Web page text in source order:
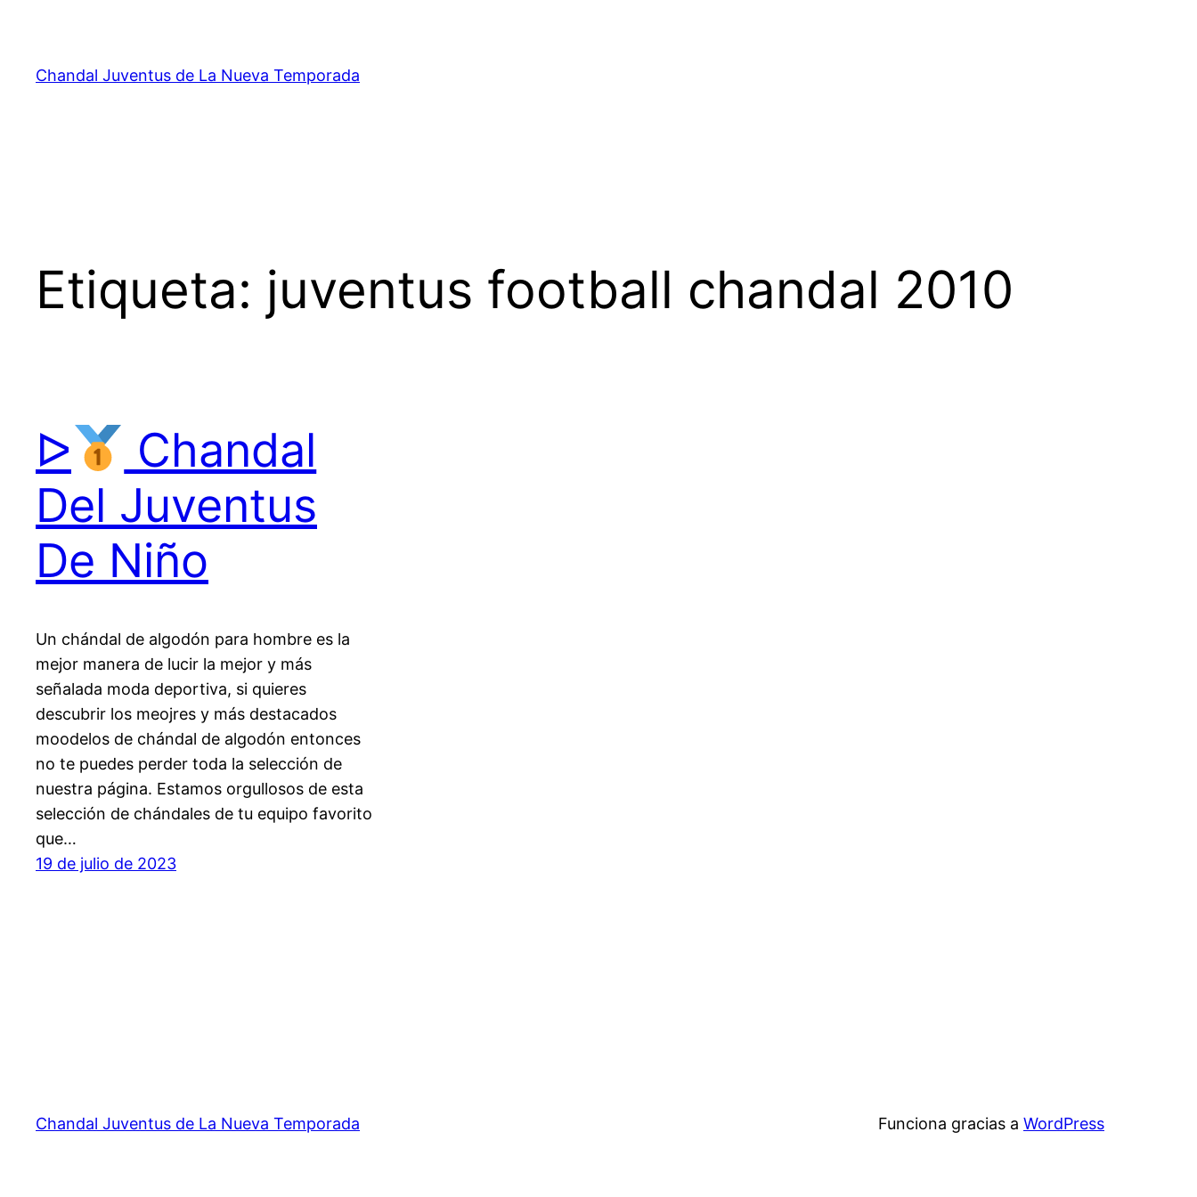
contenido
Chandal Juventus de La Nueva Temporada
Etiqueta: juventus football chandal 2010
ᐅ
Chandal
Del Juventus
De Niño
Un chándal de algodón para hombre es la
mejor manera de lucir la mejor y más
señalada moda deportiva, si quieres
descubrir los meojres y más destacados
moodelos de chándal de algodón entonces
no te puedes perder toda la selección de
nuestra página. Estamos orgullosos de esta
selección de chándales de tu equipo favorito
que…
19 de julio de 2023
Chandal Juventus de La Nueva Temporada Funciona gracias a WordPress